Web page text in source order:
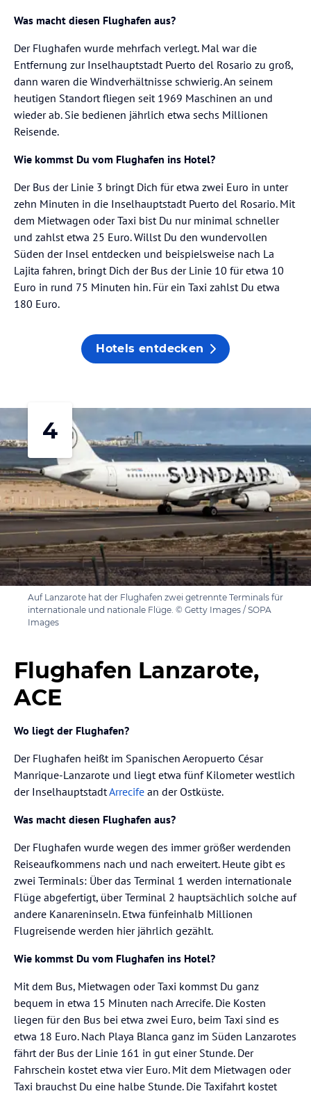
Was macht diesen Flughafen aus?
Der Flughafen wurde mehrfach verlegt. Mal war die
Entfernung zur Inselhauptstadt Puerto del Rosario zu groß,
dann waren die Windverhältnisse schwierig. An seinem
heutigen Standort fliegen seit 1969 Maschinen an und
wieder ab. Sie bedienen jährlich etwa sechs Millionen
Reisende.
Wie kommst Du vom Flughafen ins Hotel?
Der Bus der Linie 3 bringt Dich für etwa zwei Euro in unter
zehn Minuten in die Inselhauptstadt Puerto del Rosario. Mit
dem Mietwagen oder Taxi bist Du nur minimal schneller
und zahlst etwa 25 Euro. Willst Du den wundervollen
Süden der Insel entdecken und beispielsweise nach La
Lajita fahren, bringt Dich der Bus der Linie 10 für etwa 10
Euro in rund 75 Minuten hin. Für ein Taxi zahlst Du etwa
180 Euro.
Hotels entdecken
4
Auf Lanzarote hat der Flughafen zwei getrennte Terminals für
internationale und nationale Flüge. © Getty Images / SOPA
Images
Flughafen Lanzarote,
ACE
Wo liegt der Flughafen?
Der Flughafen heißt im Spanischen Aeropuerto César
Manrique-Lanzarote und liegt etwa fünf Kilometer westlich
der InselhauptstadtArrecife an der Ostküste.
Was macht diesen Flughafen aus?
Der Flughafen wurde wegen des immer größer werdenden
Reiseaufkommens nach und nach erweitert. Heute gibt es
zwei Terminals: Über das Terminal 1 werden internationale
Flüge abgefertigt, über Terminal 2 hauptsächlich solche auf
andere Kanareninseln. Etwa fünfeinhalb Millionen
Flugreisende werden hier jährlich gezählt.
Wie kommst Du vom Flughafen ins Hotel?
Mit dem Bus, Mietwagen oder Taxi kommst Du ganz
bequem in etwa 15 Minuten nach Arrecife. Die Kosten
liegen für den Bus bei etwa zwei Euro, beim Taxi sind es
etwa 18 Euro. Nach Playa Blanca ganz im Süden Lanzarotes
fährt der Bus der Linie 161 in gut einer Stunde. Der
Fahrschein kostet etwa vier Euro. Mit dem Mietwagen oder
Taxi brauchst Du eine halbe Stunde. Die Taxifahrt kostet